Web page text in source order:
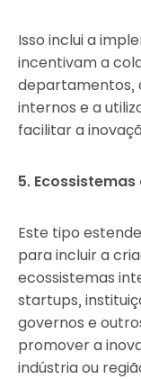
Isso inclui a
incentivam a
departamentos,
internos e a
facilitar a
5.
Este tipo
para incluir a
ecossistemas
startups,
governos e
promover a
indústria ou